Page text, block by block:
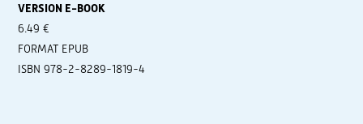
VERSION E-BOOK
6.49 €
FORMAT EPUB
ISBN 978-2-8289-1819-4